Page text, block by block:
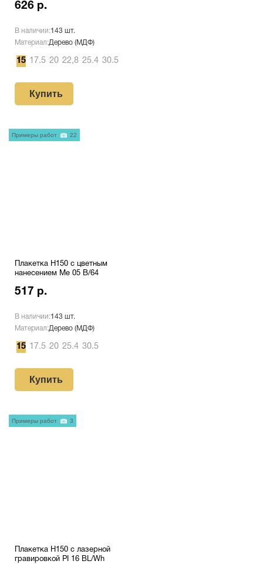
626 р.
В наличии:143 шт.
Материал:Дерево (МДФ)
15 17.5 20 22,8 25.4 30.5
Купить
Плакетка H150 с цветным
нанесением Me 05 B/64
517 р.
В наличии:143 шт.
Материал:Дерево (МДФ)
15 17.5 20 25.4 30.5
Купить
Примеры работ 22
Плакетка H150 с лазерной
гравировкой PI 16 BL/Wh
Примеры работ 3